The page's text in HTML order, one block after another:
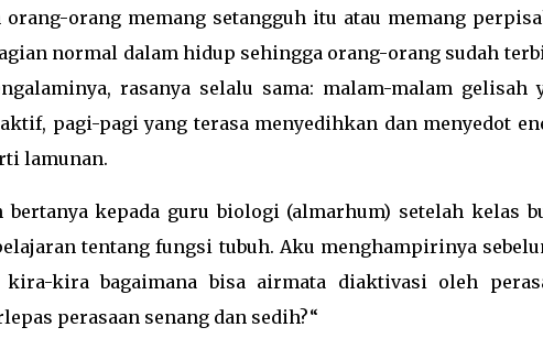
orang-orang memang setangguh itu atau memang
normal dalam hidup sehingga orang-orang sudah
rasanya selalu sama: malam-malam gelisah
pagi-pagi yang terasa menyedihkan dan menyedot
lamunan.
kepada guru biologi (almarhum) setelah kelas
tentang fungsi tubuh. Aku menghampirinya
kira bagaimana bisa airmata diaktivasi oleh
perasaan senang dan sedih?“